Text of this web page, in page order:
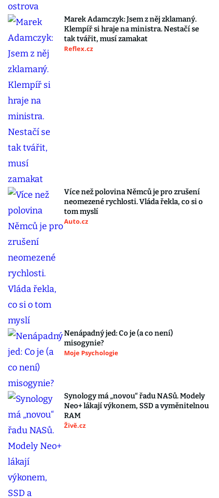
Marek Adamczyk: Jsem z něj zklamaný.
Klempíř si hraje na ministra. Nestačí se
tak tvářit, musí zamakat
Reflex.cz
Více než polovina Němců je pro zrušení
neomezené rychlosti. Vláda řekla, co si o
tom myslí
Auto.cz
Nenápadný jed: Co je (a co není)
misogynie?
Moje Psychologie
Synology má „novou“ řadu NASů. Modely
Neo+ lákají výkonem, SSD a vyměnitelnou
RAM
Živě.cz